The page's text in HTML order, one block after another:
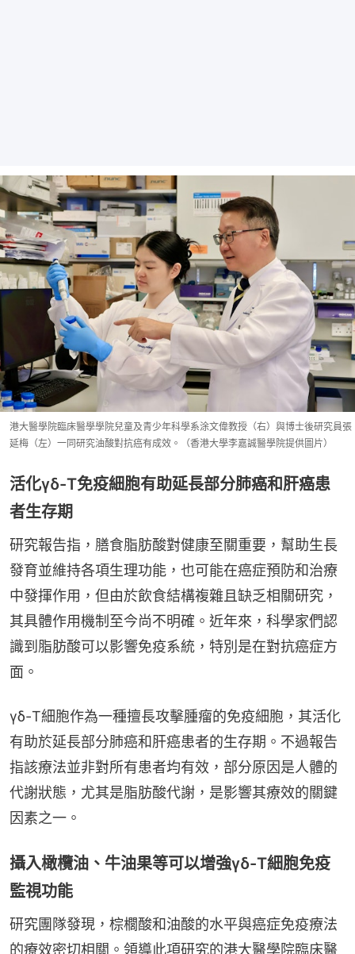
港大醫學院臨床醫學學院兒童及青少年科學系涂文偉教授（右）與博士後研究員張
延梅（左）一同研究油酸對抗癌有成效。（香港大學李嘉誠醫學院提供圖片）
活化γδ-T免疫細胞有助延長部分肺癌和肝癌患
者生存期
研究報告指，膳食脂肪酸對健康至關重要，幫助生長
發育並維持各項生理功能，也可能在癌症預防和治療
中發揮作用，但由於飲食結構複雜且缺乏相關研究，
其具體作用機制至今尚不明確。近年來，科學家們認
識到脂肪酸可以影響免疫系統，特別是在對抗癌症方
面。
γδ-T細胞作為一種擅長攻擊腫瘤的免疫細胞，其活化
有助於延長部分肺癌和肝癌患者的生存期。不過報告
指該療法並非對所有患者均有效，部分原因是人體的
代謝狀態，尤其是脂肪酸代謝，是影響其療效的關鍵
因素之一。
攝入橄欖油、牛油果等可以增強γδ-T細胞免疫
監視功能
研究團隊發現，棕櫚酸和油酸的水平與癌症免疫療法
的療效密切相關。領導此項研究的港大醫學院臨床醫